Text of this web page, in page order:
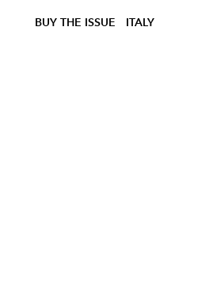
BUY THE ISSUE ITALY